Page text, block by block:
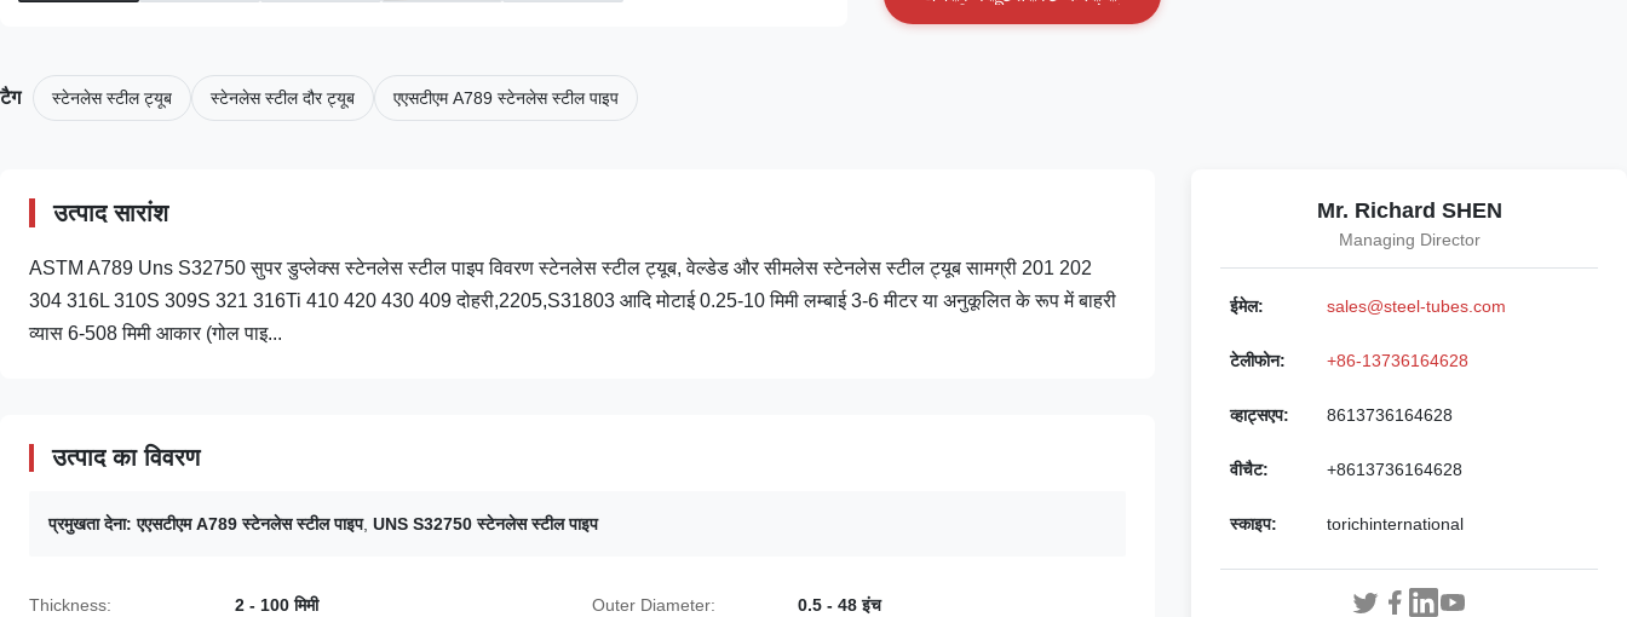
टैग स्टेनलेस स्टील ट्यूब स्टेनलेस स्टील दौर ट्यूब एएसटीएम A789 स्टेनलेस स्टील पाइप
उत्पाद सारांश
ASTM A789 Uns S32750 सुपर डुप्लेक्स स्टेनलेस स्टील पाइप विवरण स्टेनलेस स्टील ट्यूब, वेल्डेड और सीमलेस स्टेनलेस स्टील ट्यूब सामग्री 201 202
304 316L 310S 309S 321 316Ti 410 420 430 409 दोहरी,2205,S31803 आदि मोटाई 0.25-10 मिमी लम्बाई 3-6 मीटर या अनुकूलित के रूप में बाहरी
व्यास 6-508 मिमी आकार (गोल पाइ...
उत्पाद का विवरण
प्रमुखता देना: एएसटीएम A789 स्टेनलेस स्टील पाइप, UNS S32750 स्टेनलेस स्टील पाइप
Thickness: 2 - 100 मिमी Outer Diameter: 0.5 - 48 इंच
Mr. Richard SHEN
Managing Director
ईमेल: sales@steel-tubes.com
टेलीफोन: +86-13736164628
व्हाट्सएप: 8613736164628
वीचैट: +8613736164628
स्काइप: torichinternational